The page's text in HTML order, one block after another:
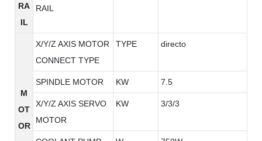
RA
IL
RAIL
M
OT
OR
X/Y/Z AXIS MOTOR
CONNECT TYPE
TYPE directo
SPINDLE MOTOR KW 7.5
X/Y/Z AXIS SERVO
MOTOR
KW 3/3/3